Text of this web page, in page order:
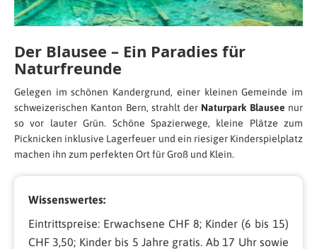
Der Blausee – Ein Paradies für
Naturfreunde
Gelegen im schönen Kandergrund, einer kleinen Gemeinde im
schweizerischen Kanton Bern, strahlt der Naturpark Blausee nur
so vor lauter Grün. Schöne Spazierwege, kleine Plätze zum
Picknicken inklusive Lagerfeuer und ein riesiger Kinderspielplatz
machen ihn zum perfekten Ort für Groß und Klein.
Wissenswertes:
Eintrittspreise: Erwachsene CHF 8; Kinder (6 bis 15)
CHF 3,50; Kinder bis 5 Jahre gratis. Ab 17 Uhr sowie